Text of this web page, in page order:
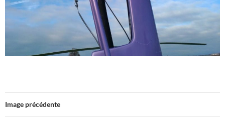
Image précédente